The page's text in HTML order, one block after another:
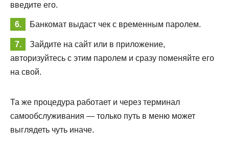
введите его.
Банкомат выдаст чек с временным паролем.
Зайдите на сайт или в приложение,
авторизуйтесь с этим паролем и сразу поменяйте его
на свой.
Та же процедура работает и через терминал
самообслуживания — только путь в меню может
выглядеть чуть иначе.